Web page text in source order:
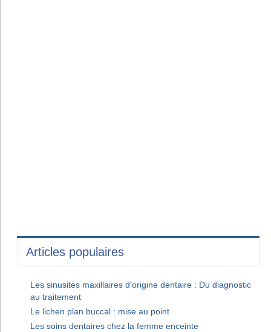
Articles populaires
Les sinusites maxillaires d'origine dentaire : Du diagnostic
au traitement
Le lichen plan buccal : mise au point
Les soins dentaires chez la femme enceinte